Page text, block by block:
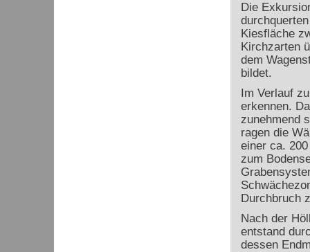
Die
Kiesfläche
Kirchzarten
dem
bildet.
Im Verlauf
erkennen.
zunehmend
ragen die
einer ca.
zum
Durchbruch
Nach der
entstand
dessen